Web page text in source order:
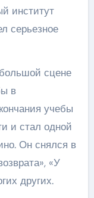
институт
серьезное
сцене
в
учебы
и стал одной
Он снялся в
«У
других.